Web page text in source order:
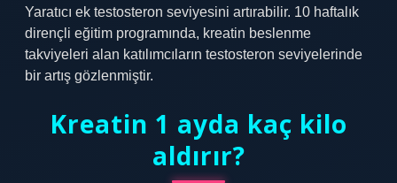
Yaratıcı ek testosteron seviyesini artırabilir. 10 haftalık
dirençli eğitim programında, kreatin beslenme
takviyeleri alan katılımcıların testosteron seviyelerinde
bir artış gözlenmiştir.
Kreatin 1 ayda kaç kilo
aldırır?